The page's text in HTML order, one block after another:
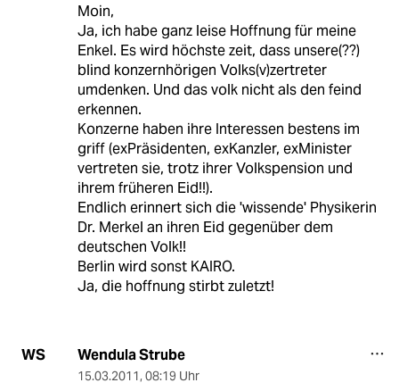
Moin,
Ja, ich habe ganz leise Hoffnung für meine
Enkel. Es wird höchste zeit, dass unsere(??)
blind konzernhörigen Volks(v)zertreter
umdenken. Und das volk nicht als den feind
erkennen.
Konzerne haben ihre Interessen bestens im
griff (exPräsidenten, exKanzler, exMinister
vertreten sie, trotz ihrer Volkspension und
ihrem früheren Eid!!).
Endlich erinnert sich die 'wissende' Physikerin
Dr. Merkel an ihren Eid gegenüber dem
deutschen Volk!!
Berlin wird sonst KAIRO.
Ja, die hoffnung stirbt zuletzt!
WS Wendula Strube
15.03.2011, 08:19 Uhr